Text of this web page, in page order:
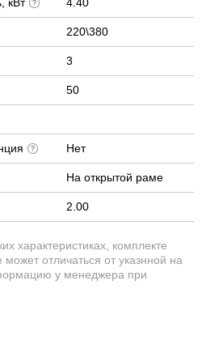
220\380
3
50
Нет
На открытой раме
2.00
характеристиках, комплекте
отличаться от указнной на
у менеджера при